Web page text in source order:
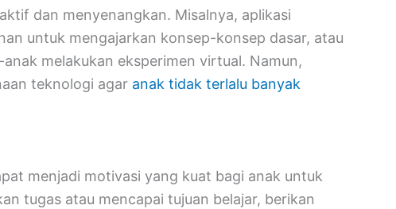
dan menyenangkan. Misalnya, aplikasi
untuk mengajarkan konsep-konsep dasar, atau
melakukan eksperimen virtual. Namun,
teknologi agar anak tidak terlalu banyak
menjadi motivasi yang kuat bagi anak untuk
tugas atau mencapai tujuan belajar, berikan